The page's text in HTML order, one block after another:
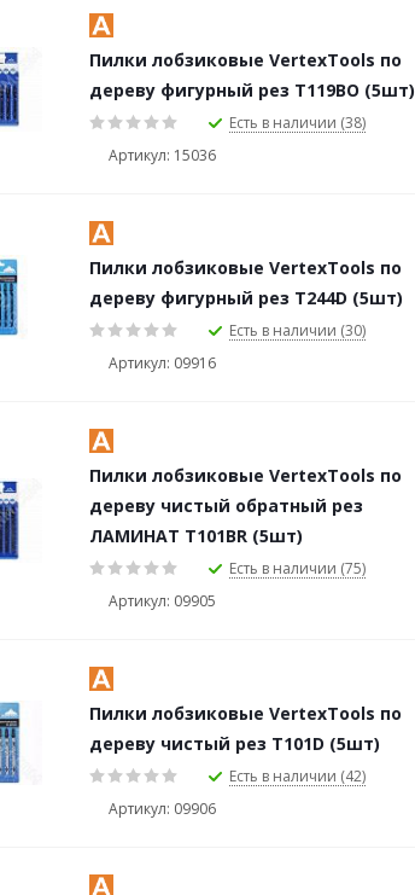
Пилки лобзиковые VertexTools по
дереву фигурный рез Т119ВO (5шт)
Есть в наличии (38)
Артикул: 15036
Пилки лобзиковые VertexTools по
дереву фигурный рез Т244D (5шт)
Есть в наличии (30)
Артикул: 09916
Пилки лобзиковые VertexTools по
дереву чистый обратный рез
ЛАМИНАТ Т101BR (5шт)
Есть в наличии (75)
Артикул: 09905
Пилки лобзиковые VertexTools по
дереву чистый рез Т101D (5шт)
Есть в наличии (42)
Артикул: 09906